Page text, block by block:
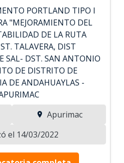
PORTLAND TIPO I
"MEJORAMIENTO DEL
DE LA RUTA
TALAVERA, DIST
SAL- DST. SAN ANTONIO
DE DISTRITO DE
DE ANDAHUAYLAS -
Apurimac
el 14/03/2022